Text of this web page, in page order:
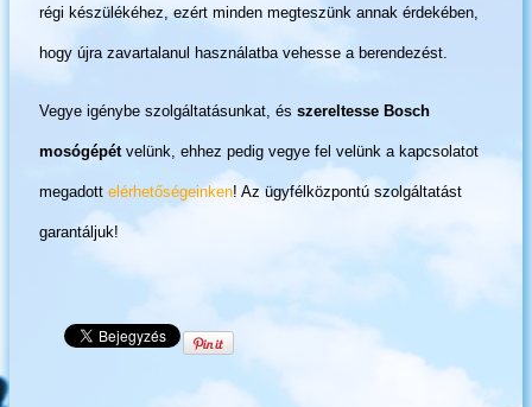
régi készülékéhez, ezért minden megteszünk annak érdekében,
hogy újra zavartalanul használatba vehesse a berendezést.
Vegye igénybe szolgáltatásunkat, és szereltesse Bosch
mosógépétvelünk, ehhez pedig vegye fel velünk a kapcsolatot
megadott elérhetőségeinken! Az ügyfélközpontú szolgáltatást
garantáljuk!